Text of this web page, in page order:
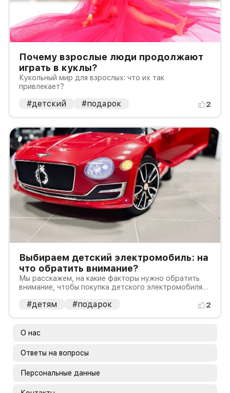
Почему взрослые люди продолжают
играть в куклы?
Кукольный мир для взрослых: что их так
привлекает?
#детский #подарок 2
Выбираем детский электромобиль: на
что обратить внимание?
Мы расскажем, на какие факторы нужно обратить
внимание, чтобы покупка детского электромобиля
#детям #подарок 2
О нас
Ответы на вопросы
Персональные данные